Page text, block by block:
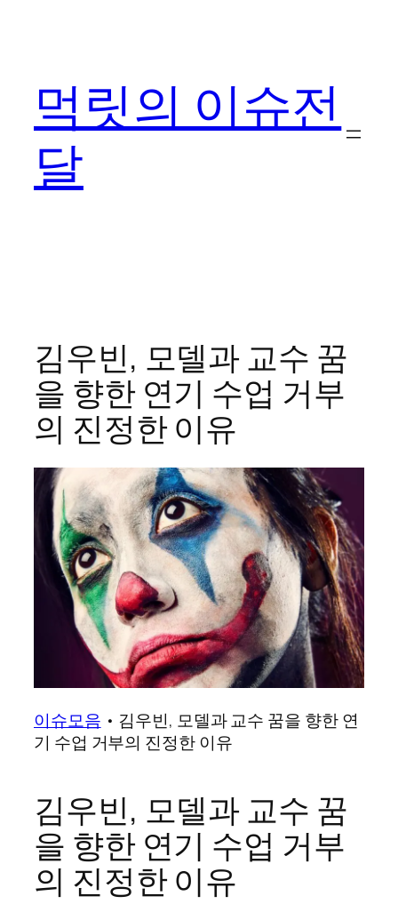
먹릿의 이슈전
달
김우빈, 모델과 교수 꿈
을 향한 연기 수업 거부
의 진정한 이유
이슈모음 • 김우빈, 모델과 교수 꿈을 향한 연
기 수업 거부의 진정한 이유
김우빈, 모델과 교수 꿈
을 향한 연기 수업 거부
의 진정한 이유